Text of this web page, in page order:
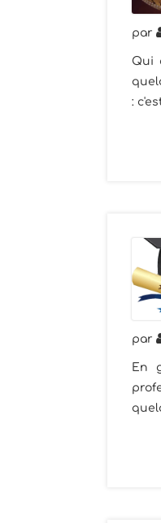
par
Qui
:
par
En